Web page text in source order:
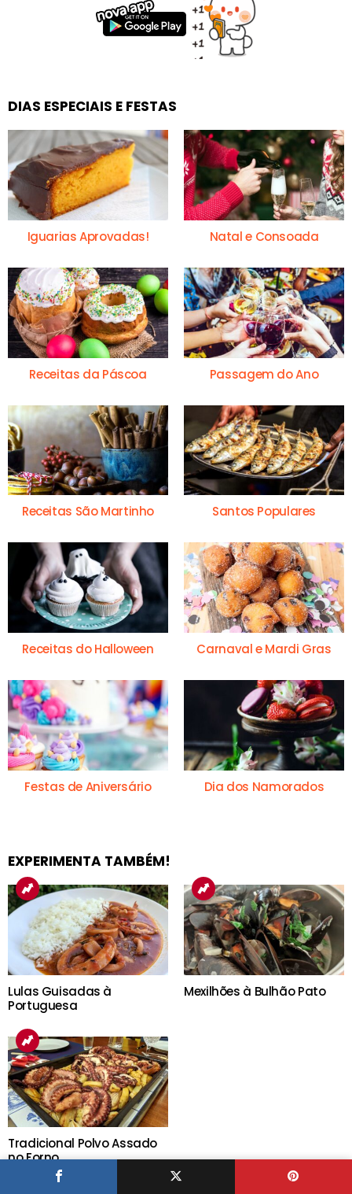
DIAS ESPECIAIS E FESTAS
Iguarias Aprovadas! Natal e Consoada
Receitas da Páscoa Passagem do Ano
Receitas São Martinho Santos Populares
Receitas do Halloween Carnaval e Mardi Gras
Festas de Aniversário Dia dos Namorados
EXPERIMENTA TAMBÉM!
Lulas Guisadas à
Portuguesa
Mexilhões à Bulhão Pato
Tradicional Polvo Assado
no Forno